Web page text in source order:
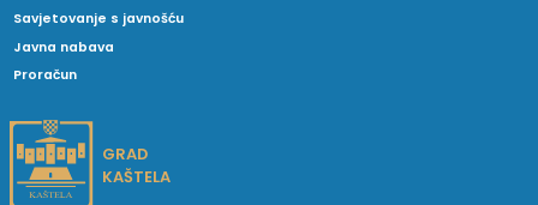
Savjetovanje s javnošću
Javna nabava
Proračun
GRAD
KAŠTELA